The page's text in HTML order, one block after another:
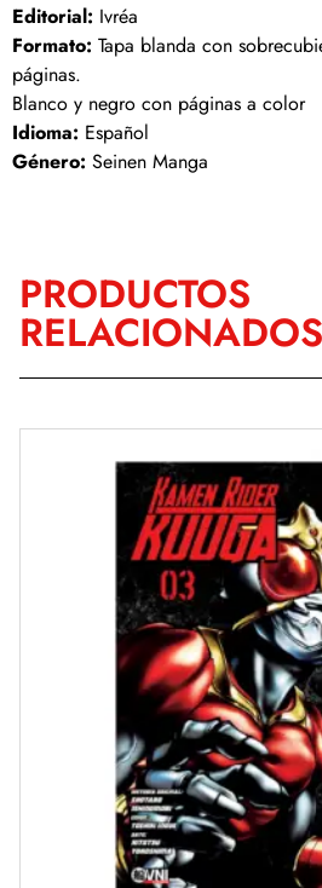
Editorial: Ivréa
Formato: Tapa blanda con
páginas.
Blanco y negro con páginas a color
Idioma: Español
Género: Seinen Manga
PRODUCTOS
RELACIONADOS